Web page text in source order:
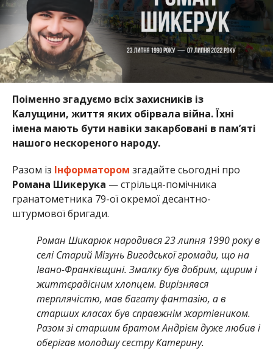
Поіменно згадуємо всіх захисників із
Калущини, життя яких обірвала війна. Їхні
імена мають бути навіки закарбовані в пам’яті
нашого нескореного народу.
Разом із Інформатором згадайте сьогодні про
Романа Шикерука — стрільця-помічника
гранатометника 79-ої окремої десантно-
штурмової бригади.
Роман Шикарюк народився 23 липня 1990 року в
селі Старий Мізунь Вигодської громади, що на
Івано-Франківщині. Змалку був добрим, щирим і
життєрадісним хлопцем. Вирізнявся
терплячістю, мав багату фантазію, а в
старших класах був справжнім жартівником.
Разом зі старшим братом Андрієм дуже любив і
оберігав молодшу сестру Катерину.